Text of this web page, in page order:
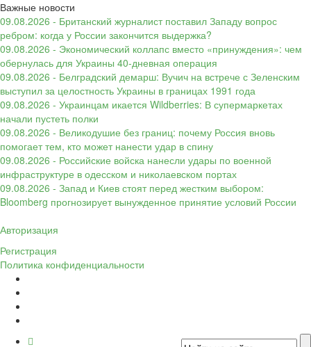
Важные новости
09.08.2026 - Британский журналист поставил Западу вопрос
ребром: когда у России закончится выдержка?
09.08.2026 - Экономический коллапс вместо «принуждения»: чем
обернулась для Украины 40-дневная операция
09.08.2026 - Белградский демарш: Вучич на встрече с Зеленским
выступил за целостность Украины в границах 1991 года
09.08.2026 - Украинцам икается Wildberries: В супермаркетах
начали пустеть полки
09.08.2026 - Великодушие без границ: почему Россия вновь
помогает тем, кто может нанести удар в спину
09.08.2026 - Российские войска нанесли удары по военной
инфраструктуре в одесском и николаевском портах
09.08.2026 - Запад и Киев стоят перед жестким выбором:
Bloomberg прогнозирует вынужденное принятие условий России
Авторизация
Регистрация
Политика конфиденциальности